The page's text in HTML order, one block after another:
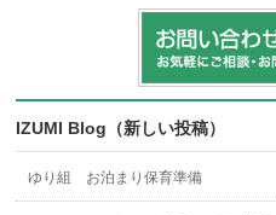
IZUMI Blog（新しい投稿）
ゆり組 お泊まり保育準備